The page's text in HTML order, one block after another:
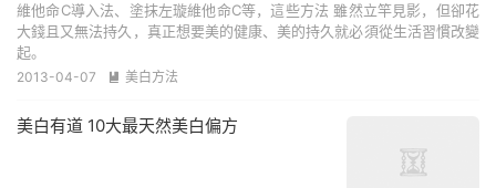
維他命C導入法、塗抹左璇維他命C等，這些方法 雖然立竿見影，但卻花
大錢且又無法持久，真正想要美的健康、美的持久就必須從生活習慣改變
起。
2013-04-07  美白方法
美白有道 10大最天然美白偏方